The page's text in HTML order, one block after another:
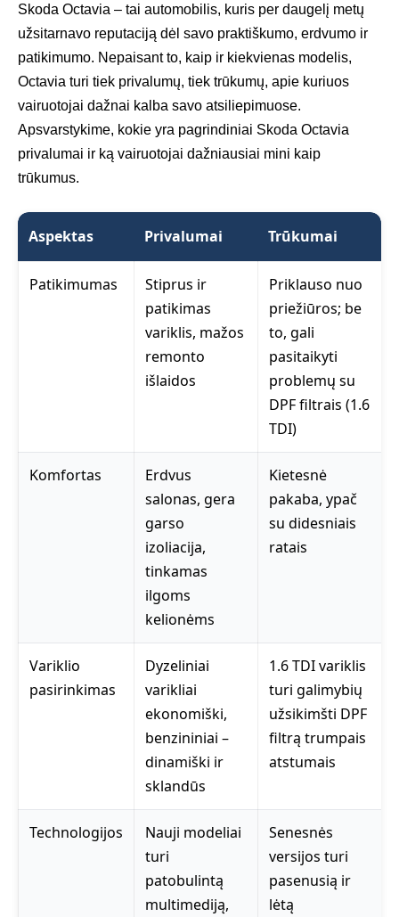
Skoda Octavia – tai automobilis, kuris per daugelį metų
užsitarnavo reputaciją dėl savo praktiškumo, erdvumo ir
patikimumo. Nepaisant to, kaip ir kiekvienas modelis,
Octavia turi tiek privalumų, tiek trūkumų, apie kuriuos
vairuotojai dažnai kalba savo atsiliepimuose.
Apsvarstykime, kokie yra pagrindiniai Skoda Octavia
privalumai ir ką vairuotojai dažniausiai mini kaip
trūkumus.
Aspektas Privalumai Trūkumai
Patikimumas
Stiprus ir
patikimas
variklis, mažos
remonto
išlaidos
Priklauso nuo
priežiūros; be
to, gali
pasitaikyti
problemų su
DPF filtrais (1.6
TDI)
Komfortas
Erdvus
salonas, gera
garso
izoliacija,
tinkamas
ilgoms
kelionėms
Kietesnė
pakaba, ypač
su didesniais
ratais
Variklio
pasirinkimas
Dyzeliniai
varikliai
ekonomiški,
benzininiai –
dinamiški ir
sklandūs
1.6 TDI variklis
turi galimybių
užsikimšti DPF
filtrą trumpais
atstumais
Technologijos
Nauji modeliai
turi
patobulintą
multimediją,
Senesnės
versijos turi
pasenusią ir
lėtą